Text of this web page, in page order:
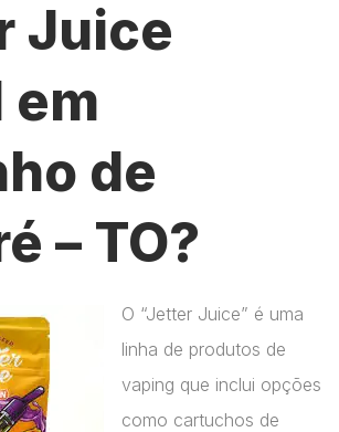
Juice
em
de
– TO?
O “Jetter Juice” é uma
linha de produtos de
vaping que inclui opções
como cartuchos de